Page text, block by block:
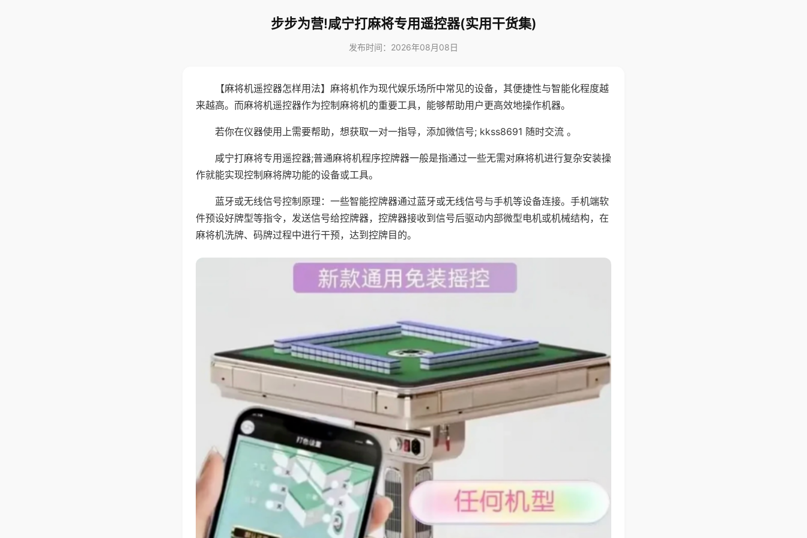
步步为营!咸宁打麻将专用遥控器(实用干货集)
发布时间：2026年08月08日
【麻将机遥控器怎样用法】麻将机作为现代娱乐场所中常见的设备，其便捷性与智能化程度越
来越高。而麻将机遥控器作为控制麻将机的重要工具，能够帮助用户更高效地操作机器。
若你在仪器使用上需要帮助，想获取一对一指导，添加微信号; kkss8691 随时交流 。
咸宁打麻将专用遥控器;普通麻将机程序控牌器一般是指通过一些无需对麻将机进行复杂安装操
作就能实现控制麻将牌功能的设备或工具。
蓝牙或无线信号控制原理：一些智能控牌器通过蓝牙或无线信号与手机等设备连接。手机端软
件预设好牌型等指令，发送信号给控牌器，控牌器接收到信号后驱动内部微型电机或机械结构，在
麻将机洗牌、码牌过程中进行干预，达到控牌目的。